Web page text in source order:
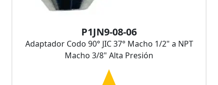
P1JN9-08-06
Adaptador Codo 90° JIC 37° Macho 1/2" a NPT
Macho 3/8" Alta Presión